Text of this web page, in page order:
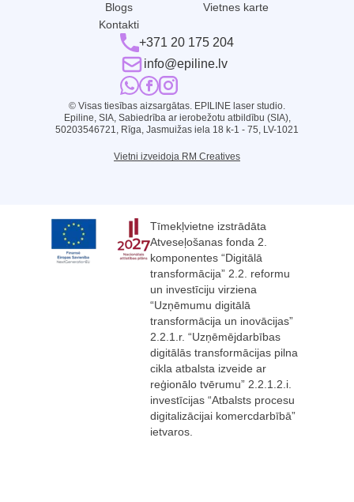
Blogs
Kontakti
Vietnes karte
+371 20 175 204
info@epiline.lv
© Visas tiesības aizsargātas. EPILINE laser studio.
Epiline, SIA, Sabiedrība ar ierobežotu atbildību (SIA),
50203546721, Rīga, Jasmuižas iela 18 k-1 - 75, LV-1021
Vietni izveidoja RM Creatives
Tīmekļvietne izstrādāta
Atveseļošanas fonda 2.
komponentes “Digitālā
transformācija” 2.2. reformu
un investīciju virziena
“Uzņēmumu digitālā
transformācija un inovācijas”
2.2.1.r. “Uzņēmējdarbības
digitālās transformācijas pilna
cikla atbalsta izveide ar
reģionālo tvērumu” 2.2.1.2.i.
investīcijas “Atbalsts procesu
digitalizācijai komercdarbībā”
ietvaros.